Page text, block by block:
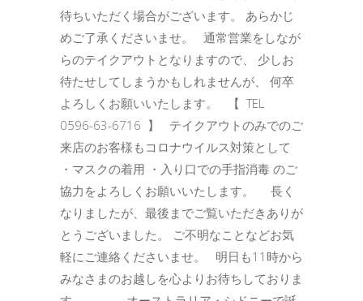
待ちいただく場合がございます。 あらかじ
めご了承くださいませ。 通常営業をしなが
らのテイクアウトとなりますので、 少しお
待たせしてしまうかもしれませんが、 何卒
よろしくお願いいたします。 【 TEL
0596-63-6716 】 テイクアウトのみでのご
来店のお客様もコロナウイルス対策として
・マスクの着用 ・入り口での手指消毒 のご
協力をよろしくお願いいたします。 長く
なりましたが、最後までご覧いただきありが
とうございました。 ご不明なことなどお気
軽にご連絡くださいませ。 明日も11時から
みなさまのお越しを心よりお待ちしておりま